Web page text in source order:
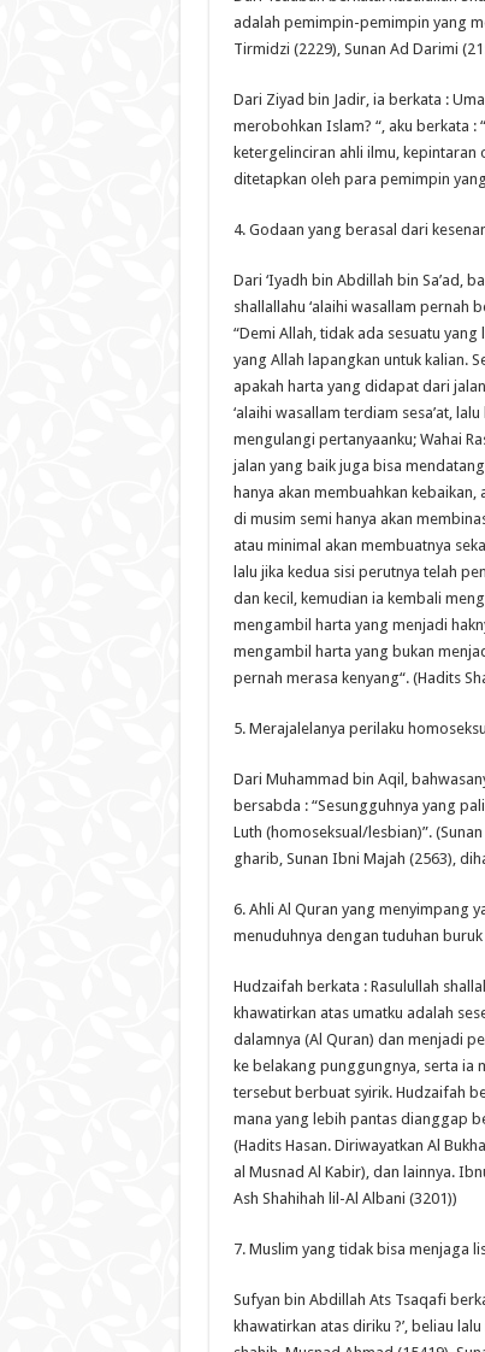
adalah pemimpin-pemimpin yang
Tirmidzi (2229), Sunan Ad Darimi
Dari Ziyad bin Jadir, ia berkata :
merobohkan Islam? “, aku berkata
ketergelinciran ahli ilmu,
ditetapkan oleh para pemimpin
4. Godaan yang berasal dari
Dari ‘Iyadh bin Abdillah bin Sa’ad,
shallallahu ‘alaihi wasallam pernah
“Demi Allah, tidak ada sesuatu
yang Allah lapangkan untuk kalian.
apakah harta yang didapat dari
‘alaihi wasallam terdiam sesa’at,
mengulangi pertanyaanku; Wahai
jalan yang baik juga bisa
hanya akan membuahkan
di musim semi hanya akan
atau minimal akan membuatnya
lalu jika kedua sisi perutnya telah
dan kecil, kemudian ia kembali
mengambil harta yang menjadi
mengambil harta yang bukan
pernah merasa kenyang“. (Hadits
5. Merajalelanya perilaku
Dari Muhammad bin Aqil,
bersabda : “Sesungguhnya yang
Luth (homoseksual/lesbian)”.
gharib, Sunan Ibni Majah (2563),
6. Ahli Al Quran yang menyimpang
menuduhnya dengan tuduhan buruk
Hudzaifah berkata : Rasulullah
khawatirkan atas umatku adalah
dalamnya (Al Quran) dan menjadi
ke belakang punggungnya, serta
tersebut berbuat syirik. Hudzaifah
mana yang lebih pantas dianggap
(Hadits Hasan. Diriwayatkan Al
al Musnad Al Kabir), dan lainnya.
Ash Shahihah lil-Al Albani (3201))
7. Muslim yang tidak bisa menjaga
Sufyan bin Abdillah Ats Tsaqafi
khawatirkan atas diriku ?’, beliau